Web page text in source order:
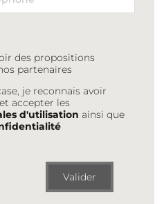
des propositions
partenaires
je reconnais avoir
accepter les
d'utilisation ainsi que
Valider